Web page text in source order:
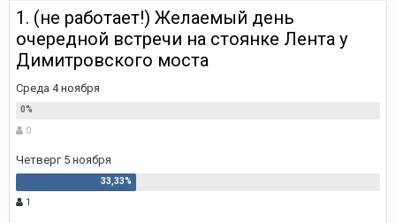
1. (не работает!) Желаемый день
очередной встречи на стоянке Лента у
Димитровского моста
Среда 4 ноября
0
Четверг 5 ноября
1